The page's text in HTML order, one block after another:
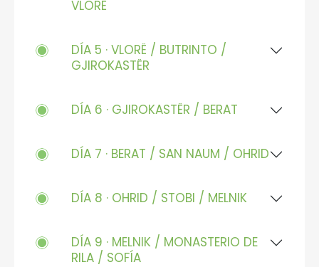
VLORË
DÍA 5 · VLORË / BUTRINTO /
GJIROKASTËR
DÍA 6 · GJIROKASTËR / BERAT
DÍA 7 · BERAT / SAN NAUM / OHRID
DÍA 8 · OHRID / STOBI / MELNIK
DÍA 9 · MELNIK / MONASTERIO DE
RILA / SOFÍA